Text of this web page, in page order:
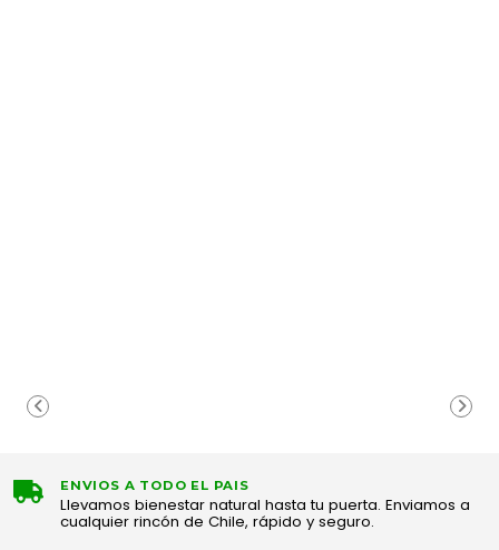
ENVIOS A TODO EL PAIS
Llevamos bienestar natural hasta tu puerta. Enviamos a
cualquier rincón de Chile, rápido y seguro.